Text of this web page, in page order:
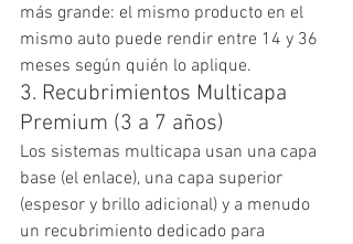
más grande: el mismo producto en el
mismo auto puede rendir entre 14 y 36
meses según quién lo aplique.
3. Recubrimientos Multicapa
Premium (3 a 7 años)
Los sistemas multicapa usan una capa
base (el enlace), una capa superior
(espesor y brillo adicional) y a menudo
un recubrimiento dedicado para